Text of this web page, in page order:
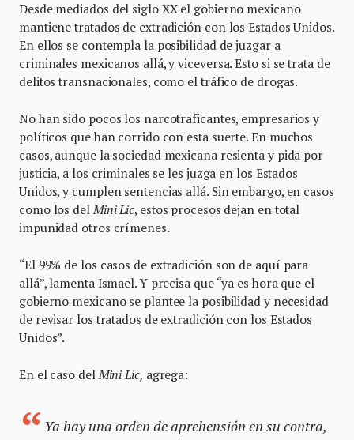
Desde mediados del siglo XX el gobierno mexicano
mantiene tratados de extradición con los Estados Unidos.
En ellos se contempla la posibilidad de juzgar a
criminales mexicanos allá, y viceversa. Esto si se trata de
delitos transnacionales, como el tráfico de drogas.
No han sido pocos los narcotraficantes, empresarios y
políticos que han corrido con esta suerte. En muchos
casos, aunque la sociedad mexicana resienta y pida por
justicia, a los criminales se les juzga en los Estados
Unidos, y cumplen sentencias allá. Sin embargo, en casos
como los delMini Lic, estos procesos dejan en total
impunidad otros crímenes.
“El 99% de los casos de extradición son de aquí para
allá”, lamenta Ismael. Y precisa que “ya es hora que el
gobierno mexicano se plantee la posibilidad y necesidad
de revisar los tratados de extradición con los Estados
Unidos”.
En el caso delMini Lic, agrega:
Ya hay una orden de aprehensión en su contra,